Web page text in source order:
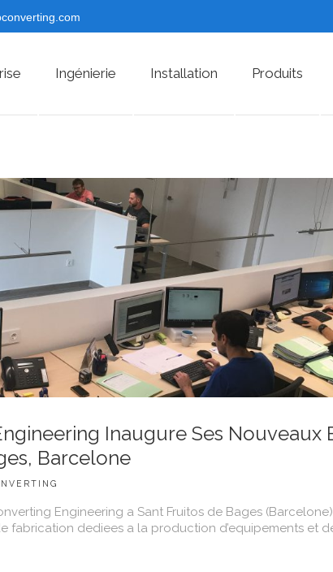
Ingénierie Installation Produits
Inaugure Ses Nouveaux
Barcelone
Engineering a Sant Fruitos de Bages
fabrication dediees a la production d’equipements et